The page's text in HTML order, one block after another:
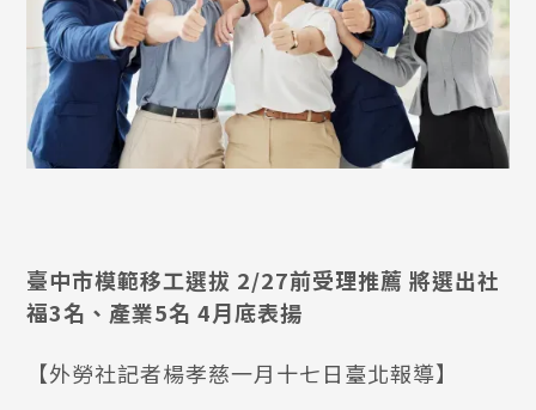
臺中市模範移工選拔 2/27前受理推薦 將選出社
福3名、產業5名 4月底表揚
【外勞社記者楊孝慈一月十七日臺北報導】